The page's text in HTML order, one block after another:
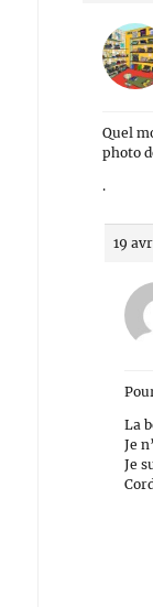
Quel
photo
.
19
La
Je
Je